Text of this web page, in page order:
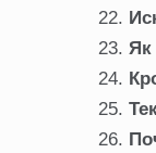
Як